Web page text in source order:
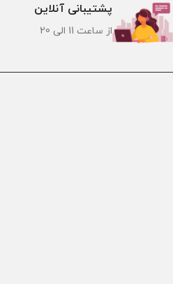
پشتیبانی آنلاین
از ساعت 11 الی 20